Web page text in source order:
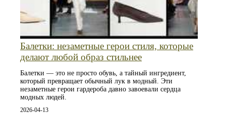
Балетки: незаметные герои стиля, которые
делают любой образ стильнее
Балетки — это не просто обувь, а тайный ингредиент,
который превращает обычный лук в модный. Эти
незаметные герои гардероба давно завоевали сердца
модных людей.
2026-04-13